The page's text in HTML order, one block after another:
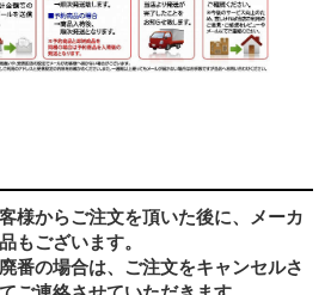
様からご注文を頂いた後に、メーカ
もございます。
番の場合は、ご注文をキャンセルさ